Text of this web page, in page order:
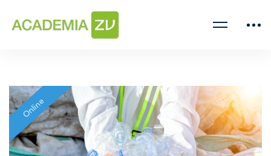
Online